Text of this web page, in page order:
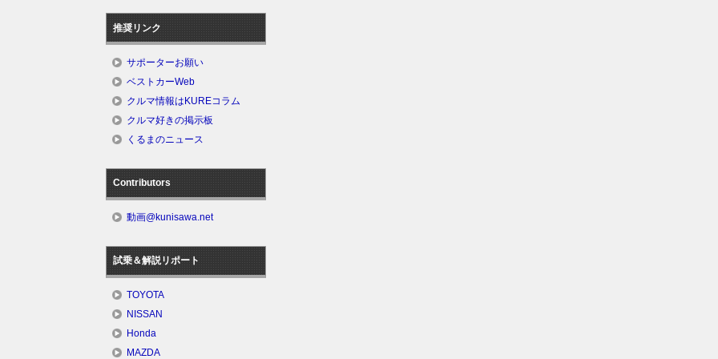
推奨リンク
サポーターお願い
ベストカーWeb
クルマ情報はKUREコラム
クルマ好きの掲示板
くるまのニュース
Contributors
動画@kunisawa.net
試乗＆解説リポート
TOYOTA
NISSAN
Honda
MAZDA